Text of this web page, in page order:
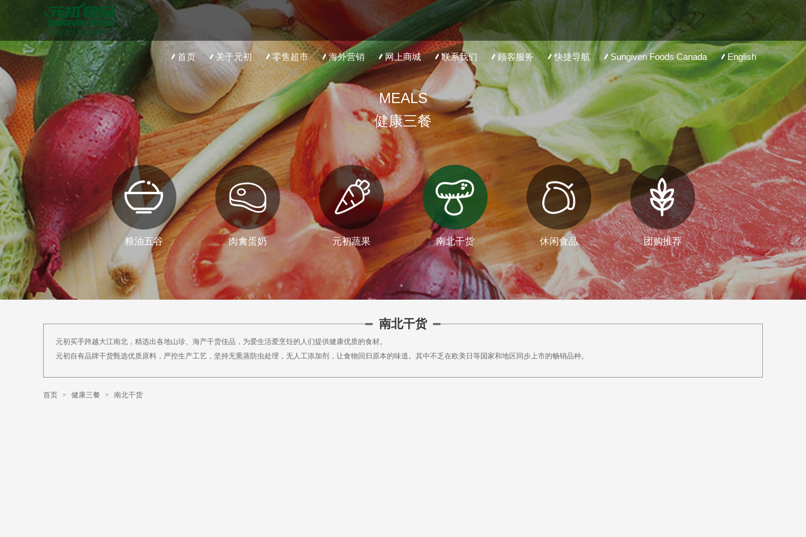
首页 关于元初 零售超市 海外营销 网上商城 联系我们 顾客服务 快捷导航 Sungiven Foods Canada English
MEALS
健康三餐
粮油五谷 肉禽蛋奶 元初蔬果 南北干货 休闲食品 团购推荐
南北干货
元初买手跨越大江南北，精选出各地山珍、海产干货佳品，为爱生活爱烹饪的人们提供健康优质的食材。
元初自有品牌干货甄选优质原料，严控生产工艺，坚持无熏蒸防虫处理，无人工添加剂，让食物回归原本的味道。其中不乏在欧美日等国家和地区同步上市的畅销品种。
首页 > 健康三餐 > 南北干货